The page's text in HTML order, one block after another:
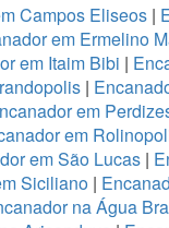
Campos Eliseos |
em Ermelino
em Itaim Bibi |
|
em
em
em São Lucas|
Siciliano |
na Água